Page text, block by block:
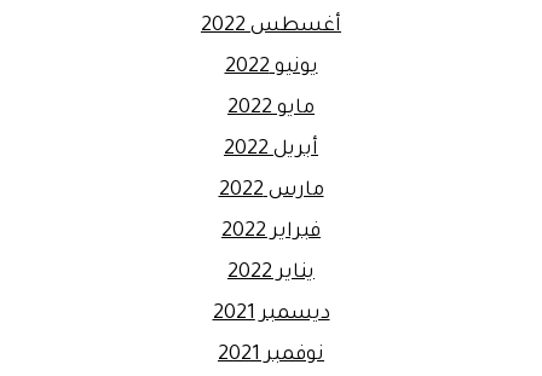
أغسطس 2022
يونيو 2022
مايو 2022
أبريل 2022
مارس 2022
فبراير 2022
يناير 2022
ديسمبر 2021
نوفمبر 2021